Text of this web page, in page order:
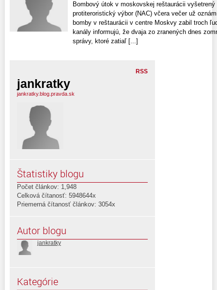
Bombový útok v moskovskej reštaurácii
protiteroristický výbor (NAC) včera večer už
bomby v reštaurácii v centre Moskvy zabil troch
kanály informujú, že dvaja zo zranených dnes
správy, ktoré zatiaľ [...]
RSS
jankratky
jankratky.blog.pravda.sk
Štatistiky blogu
Počet článkov: 1,948
Celková čítanosť: 5948644x
Priemerná čítanosť článkov: 3054x
Autor blogu
jankratky
Kategórie